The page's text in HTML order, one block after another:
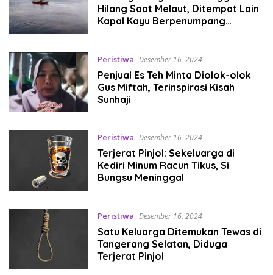
Hilang Saat Melaut, Ditempat Lain
Kapal Kayu Berpenumpang
Peristiwa Desember 16, 2024
Penjual Es Teh Minta Diolok-olok
Gus Miftah, Terinspirasi Kisah
Sunhaji
Peristiwa Desember 16, 2024
Terjerat Pinjol: Sekeluarga di
Kediri Minum Racun Tikus, Si
Bungsu Meninggal
Peristiwa Desember 16, 2024
Satu Keluarga Ditemukan Tewas di
Tangerang Selatan, Diduga
Terjerat Pinjol